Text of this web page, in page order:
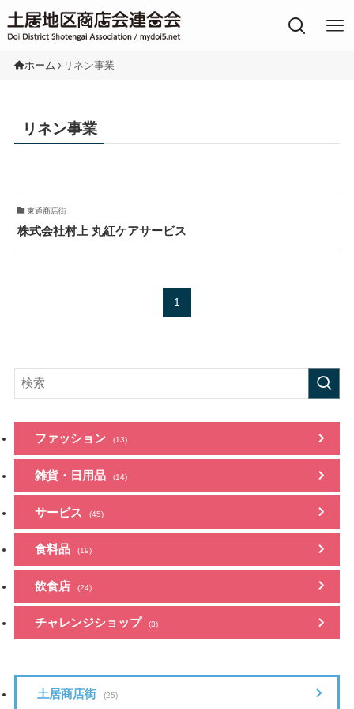
土居地区の商店街
ホーム リネン事業
リネン事業
東通商店街
株式会社村上 丸紅ケアサービス
1
ファッション (13)
雑貨・日用品 (14)
サービス (45)
食料品 (19)
飲食店 (24)
チャレンジショップ (3)
土居商店街 (25)